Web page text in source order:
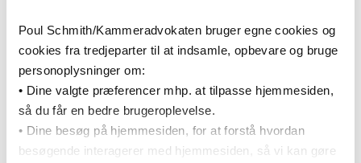
Poul Schmith/Kammeradvokaten bruger egne cookies og
cookies fra tredjeparter til at indsamle, opbevare og bruge
personoplysninger om:
• Dine valgte præferencer mhp. at tilpasse hjemmesiden,
så du får en bedre brugeroplevelse.
• Dine besøg på hjemmesiden, for at forstå hvordan
besøgende interagerer med hjemmesiden, så vi kan gøre
Consulting
2013- NU
2013
UDDANNELSE
APMG/DSDM Agile Project Manager